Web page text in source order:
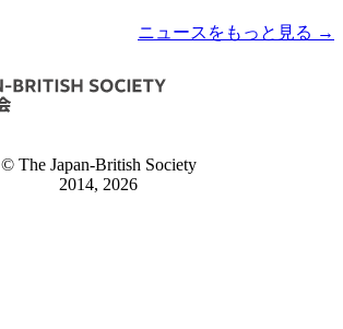
ニュースをもっと見る →
© The Japan-British Society
2014, 2026